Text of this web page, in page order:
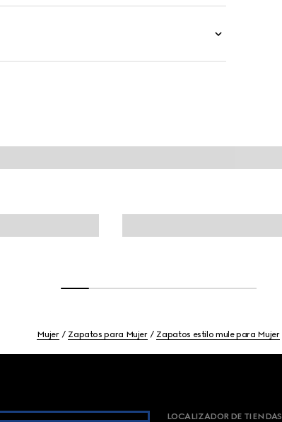
Mujer Zapatos para Mujer Zapatos estilo mule para Mujer
LOCALIZADOR DE TIENDAS